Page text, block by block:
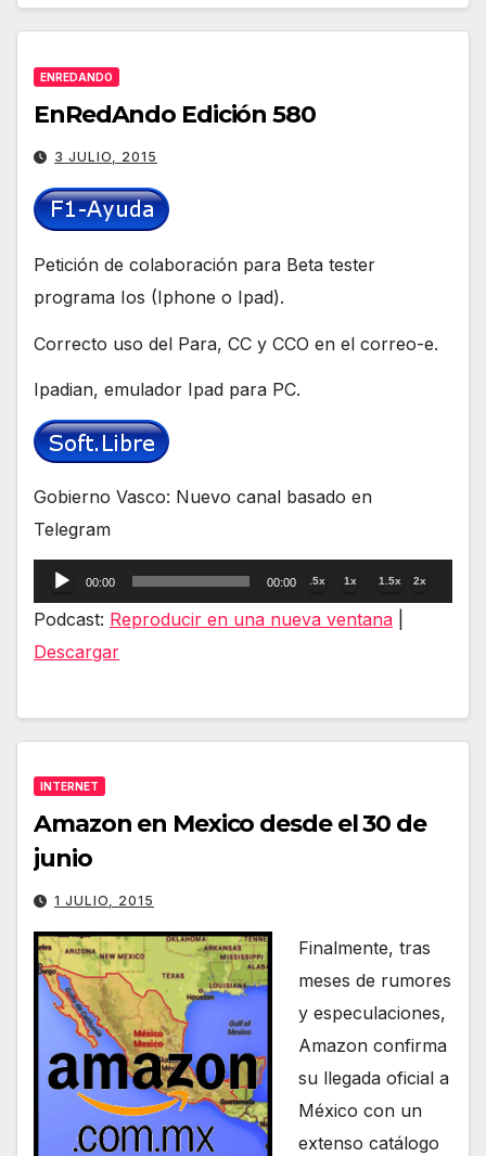
ENREDANDO
EnRedAndo Edición 580
3 JULIO, 2015
Petición de colaboración para Beta tester
programa Ios (Iphone o Ipad).
Correcto uso del Para, CC y CCO en el correo-e.
Ipadian, emulador Ipad para PC.
Gobierno Vasco: Nuevo canal basado en
Telegram
Reproductor
de
audio
00:00 00:00 .5x 1x 1.5x 2x
Podcast: Reproducir en una nueva ventana
Descargar
INTERNET
Amazon en Mexico desde el 30 de
junio
1 JULIO, 2015
Finalmente, tras
meses de rumores
y especulaciones,
Amazon confirma
su llegada oficial a
México con un
extenso catálogo